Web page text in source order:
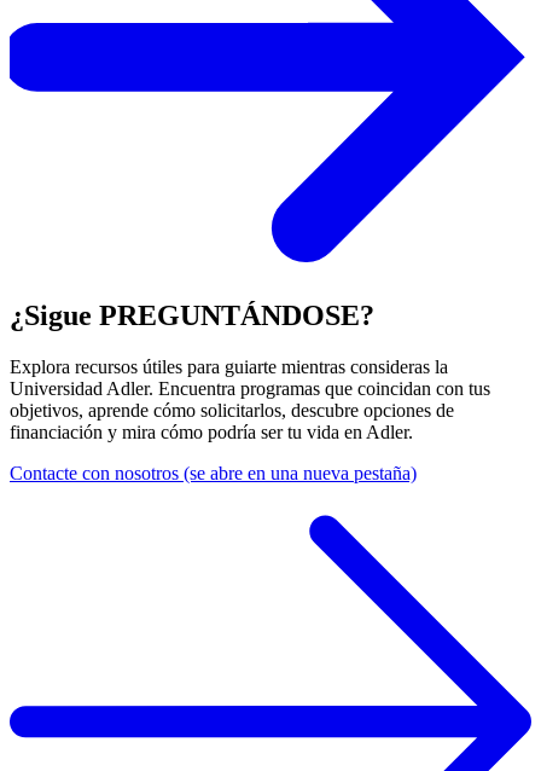
¿Sigue PREGUNTÁNDOSE?
Explora recursos útiles para guiarte mientras consideras la
Universidad Adler. Encuentra programas que coincidan con tus
objetivos, aprende cómo solicitarlos, descubre opciones de
financiación y mira cómo podría ser tu vida en Adler.
Contacte con nosotros (se abre en una nueva pestaña)